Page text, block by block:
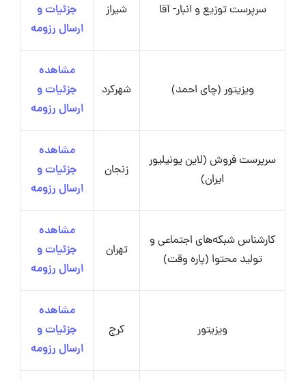
سرپرست توزیع و انبار- آقا شیراز
جزئیات و
ارسال رزومه
ویزیتور (چای احمد) شهرکرد
مشاهده
جزئیات و
ارسال رزومه
سرپرست فروش (لاین یونیلیور
ایران)
زنجان
مشاهده
جزئیات و
ارسال رزومه
کارشناس شبکه‌های اجتماعی و
تولید محتوا (پاره وقت)
تهران
مشاهده
جزئیات و
ارسال رزومه
ویزیتور کرج
مشاهده
جزئیات و
ارسال رزومه